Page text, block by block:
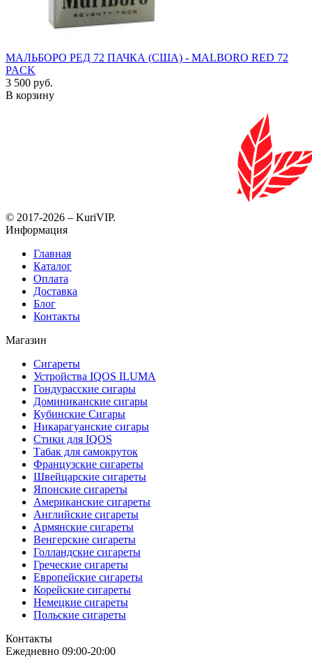
МАЛЬБОРО РЕД 72 ПАЧКА (США) - MALBORO RED 72
PACK
3 500 руб.
В корзину
© 2017-2026 – KuriVIP.
Информация
Главная
Каталог
Оплата
Доставка
Блог
Контакты
Магазин
Сигареты
Устройства IQOS ILUMA
Гондурасские сигары
Доминиканские сигары
Кубинские Сигары
Никарагуанские сигары
Стики для IQOS
Табак для самокруток
Французские сигареты
Швейцарские сигареты
Японские сигареты
Американские сигареты
Английские сигареты
Армянские сигареты
Венгерские сигареты
Голландские сигареты
Греческие сигареты
Европейские сигареты
Корейские сигареты
Немецкие сигареты
Польские сигареты
Контакты
Ежедневно 09:00-20:00